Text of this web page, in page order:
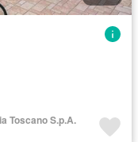
Toscano S.p.A.